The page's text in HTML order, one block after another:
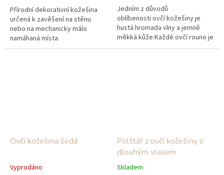
Přírodní dekorativní kožešina
určená k zavěšení na stěnu
nebo na mechanicky málo
namáhaná místa.
Jedním z důvodů
oblíbenosti ovčí kožešiny je
hustá hromada vlny a jemně
měkká kůže.Každé ovčí rouno je
přirozeně obarvené, takže
Ovčí kožešina šedá
Vyprodáno
Polštář z ovčí kožešiny s
dlouhým vlasem
Skladem